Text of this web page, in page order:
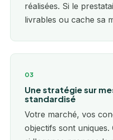
réalisées. Si le
livrables ou cache sa
03
Une stratégie sur
standardisé
Votre marché, vos
objectifs sont